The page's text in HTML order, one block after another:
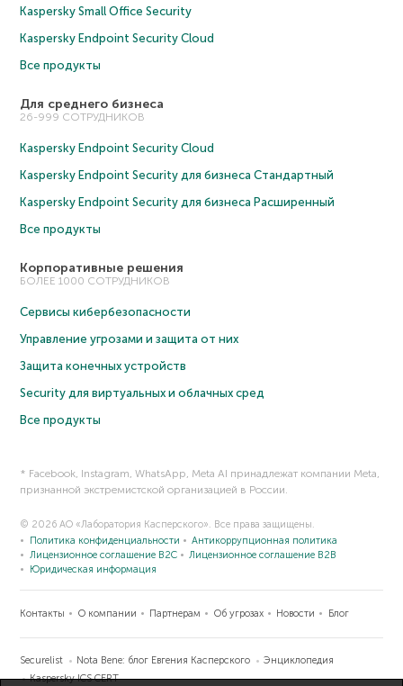
Kaspersky Small Office Security
Kaspersky Endpoint Security Cloud
Все продукты
Для среднего бизнеса
26-999 СОТРУДНИКОВ
Kaspersky Endpoint Security Cloud
Kaspersky Endpoint Security для бизнеса Cтандартный
Kaspersky Endpoint Security для бизнеса Расширенный
Все продукты
Корпоративные решения
БОЛЕЕ 1000 СОТРУДНИКОВ
Сервисы кибербезопасности
Управление угрозами и защита от них
Защита конечных устройств
Security для виртуальных и облачных сред
Все продукты
* Facebook, Instagram, WhatsApp, Meta AI принадлежат компании Meta,
признанной экстремистской организацией в России.
© 2026 АО «Лаборатория Касперского». Все права защищены.
Политика конфиденциальности
Антикоррупционная политика
Лицензионное соглашение B2C
Лицензионное соглашение B2B
Юридическая информация
Контакты О компании Партнерам Об угрозах Новости Блог
Securelist Nota Bene: блог Евгения Касперского
Энциклопедия
Kaspersky ICS CERT